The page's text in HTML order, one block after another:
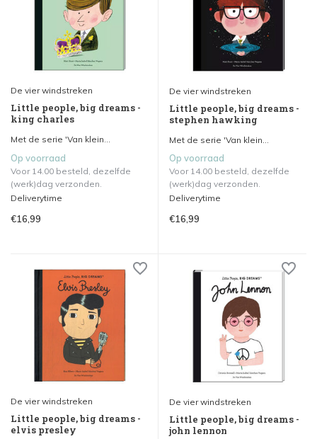
De vier windstreken
Little people, big dreams -
king charles
Met de serie 'Van klein...
Op voorraad
Voor 14.00 besteld, dezelfde
(werk)dag verzonden.
Deliverytime
€16,99
De vier windstreken
Little people, big dreams -
stephen hawking
Met de serie 'Van klein...
Op voorraad
Voor 14.00 besteld, dezelfde
(werk)dag verzonden.
Deliverytime
€16,99
De vier windstreken
Little people, big dreams -
elvis presley
De vier windstreken
Little people, big dreams -
john lennon